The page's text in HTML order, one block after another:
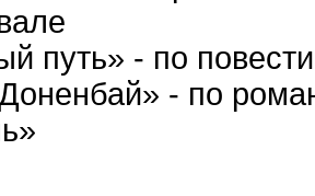
- по
- по